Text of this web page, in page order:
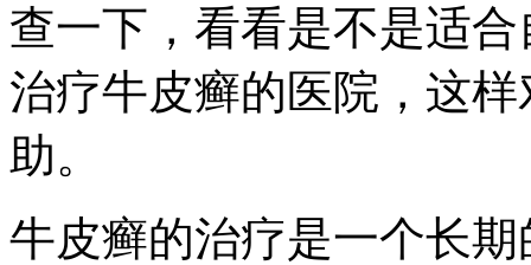
查一下，看看是不是适
治疗牛皮癣的医院，这
助。
牛皮癣的治疗是一个长